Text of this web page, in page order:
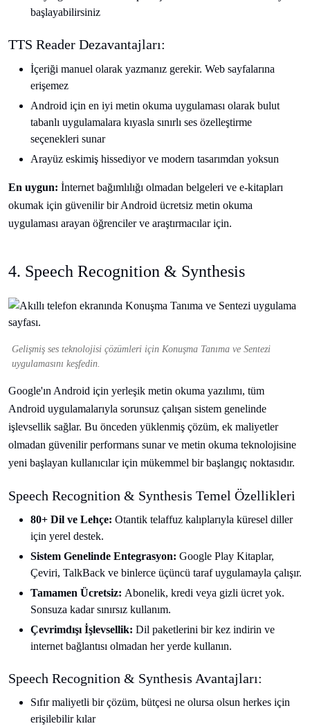
başlayabilirsiniz
TTS Reader Dezavantajları:
İçeriği manuel olarak yazmanız gerekir. Web sayfalarına
erişemez
Android için en iyi metin okuma uygulaması olarak bulut
tabanlı uygulamalara kıyasla sınırlı ses özelleştirme
seçenekleri sunar
Arayüz eskimiş hissediyor ve modern tasarımdan yoksun
En uygun: İnternet bağımlılığı olmadan belgeleri ve e-kitapları
okumak için güvenilir bir Android ücretsiz metin okuma
uygulaması arayan öğrenciler ve araştırmacılar için.
4. Speech Recognition & Synthesis
Gelişmiş ses teknolojisi çözümleri için Konuşma Tanıma ve Sentezi
uygulamasını keşfedin.
Google'ın Android için yerleşik metin okuma yazılımı, tüm
Android uygulamalarıyla sorunsuz çalışan sistem genelinde
işlevsellik sağlar. Bu önceden yüklenmiş çözüm, ek maliyetler
olmadan güvenilir performans sunar ve metin okuma teknolojisine
yeni başlayan kullanıcılar için mükemmel bir başlangıç noktasıdır.
Speech Recognition & Synthesis Temel Özellikleri
80+ Dil ve Lehçe: Otantik telaffuz kalıplarıyla küresel diller
için yerel destek.
Sistem Genelinde Entegrasyon: Google Play Kitaplar,
Çeviri, TalkBack ve binlerce üçüncü taraf uygulamayla çalışır.
Tamamen Ücretsiz: Abonelik, kredi veya gizli ücret yok.
Sonsuza kadar sınırsız kullanım.
Çevrimdışı İşlevsellik: Dil paketlerini bir kez indirin ve
internet bağlantısı olmadan her yerde kullanın.
Speech Recognition & Synthesis Avantajları:
Sıfır maliyetli bir çözüm, bütçesi ne olursa olsun herkes için
erişilebilir kılar